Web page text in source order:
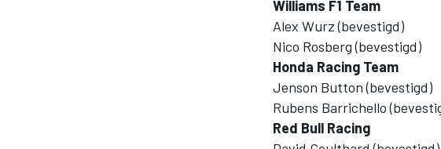
Williams F1 Team
Alex Wurz (bevestigd)
Nico Rosberg (bevestigd)
Honda Racing Team
Jenson Button (bevestigd)
Rubens Barrichello
Red Bull Racing